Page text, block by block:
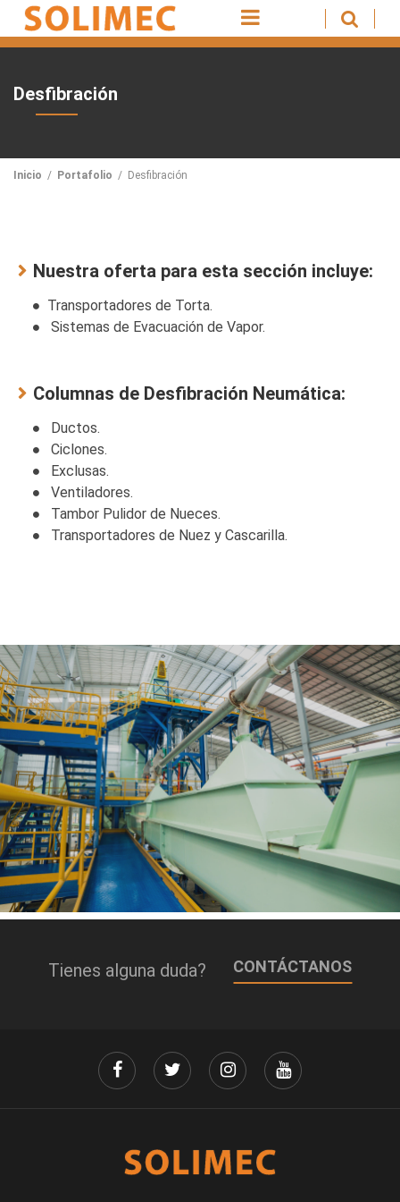
Desfibración
Inicio / Portafolio / Desfibración
Nuestra oferta para esta sección incluye:
Transportadores de Torta.
Sistemas de Evacuación de Vapor.
Columnas de Desfibración Neumática:
Ductos.
Ciclones.
Exclusas.
Ventiladores.
Tambor Pulidor de Nueces.
Transportadores de Nuez y Cascarilla.
Tienes alguna duda? CONTÁCTANOS